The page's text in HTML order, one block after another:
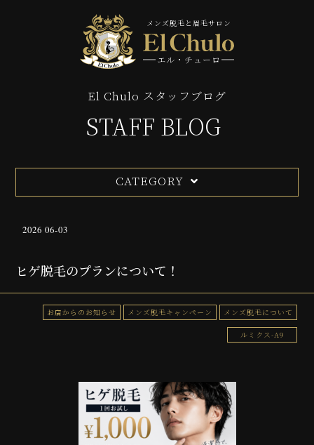
メンズ脱毛と眉毛サロン
エル・チューロ
El Chulo スタッフブログ
STAFF BLOG
CATEGORY
2026 06-03
ヒゲ脱毛のプランについて！
お店からのお知らせ メンズ脱毛キャンペーン メンズ脱毛について
ルミクス-A9